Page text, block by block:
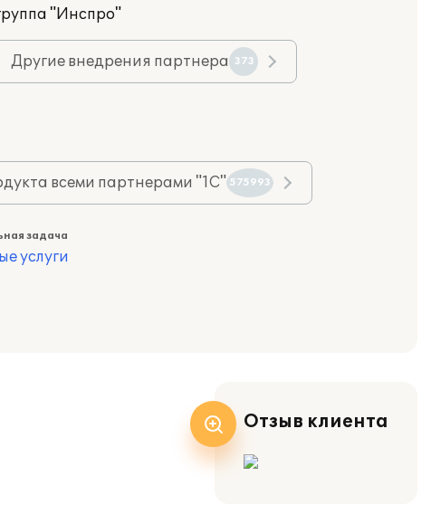
"Инспро"
Другие внедрения партнера 373
всеми партнерами "1С" 575993
задача
услуги
Отзыв клиента